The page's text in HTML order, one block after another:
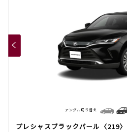
プレシャスブラックパール〈219〉
アングル切り替え